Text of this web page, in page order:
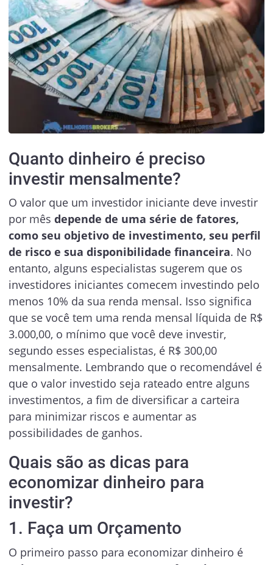
Quanto dinheiro é preciso
investir mensalmente?
O valor que um investidor iniciante deve investir
por mês depende de uma série de fatores,
como seu objetivo de investimento, seu perfil
de risco e sua disponibilidade financeira. No
entanto, alguns especialistas sugerem que os
investidores iniciantes comecem investindo pelo
menos 10% da sua renda mensal. Isso significa
que se você tem uma renda mensal líquida de R$
3.000,00, o mínimo que você deve investir,
segundo esses especialistas, é R$ 300,00
mensalmente. Lembrando que o recomendável é
que o valor investido seja rateado entre alguns
investimentos, a fim de diversificar a carteira
para minimizar riscos e aumentar as
possibilidades de ganhos.
Quais são as dicas para
economizar dinheiro para
investir?
1. Faça um Orçamento
O primeiro passo para economizar dinheiro é